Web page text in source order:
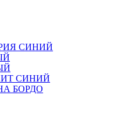
СИНИЙ
СИНИЙ
БОРДО